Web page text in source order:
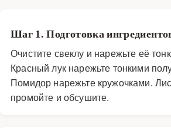
Шаг 1. Подготовка
Очистите свеклу и нарежьте её
Красный лук нарежьте тонкими
Помидор нарежьте кружочками.
промойте и обсушите.